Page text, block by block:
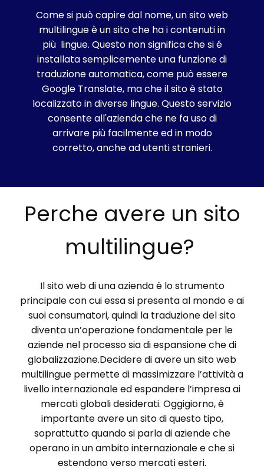
Come si può capire dal nome, un sito web
multilingue è un sito che ha i contenuti in
più lingue. Questo non significa che si é
installata semplicemente una funzione di
traduzione automatica, come può essere
Google Translate, ma che il sito è stato
localizzato in diverse lingue. Questo servizio
consente all'azienda che ne fa uso di
arrivare più facilmente ed in modo
corretto, anche ad utenti stranieri.
Perche avere un sito
multilingue?
Il sito web di una azienda è lo strumento
principale con cui essa si presenta al mondo e ai
suoi consumatori, quindi la traduzione del sito
diventa un’operazione fondamentale per le
aziende nel processo sia di espansione che di
globalizzazione.Decidere di avere un sito web
multilingue permette di massimizzare l’attività a
livello internazionale ed espandere l’impresa ai
mercati globali desiderati. Oggigiorno, è
importante avere un sito di questo tipo,
soprattutto quando si parla di aziende che
operano in un ambito internazionale e che si
estendono verso mercati esteri.